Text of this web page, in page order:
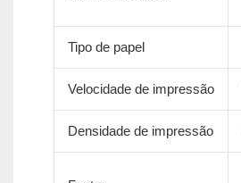
Tipo de papel
Velocidade de impressão
Densidade de impressão